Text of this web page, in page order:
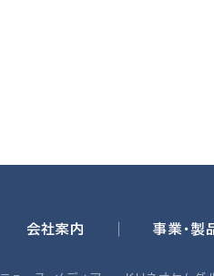
会社案内 事業・製